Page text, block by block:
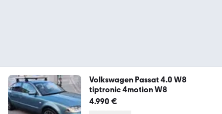
Volkswagen Passat 4.0 W8
tiptronic 4motion W8
4.990 €